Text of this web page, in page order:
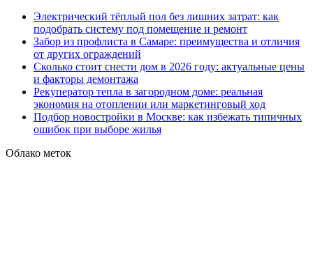
Электрический тёплый пол без лишних затрат: как
подобрать систему под помещение и ремонт
Забор из профлиста в Самаре: преимущества и отличия
от других ограждений
Сколько стоит снести дом в 2026 году: актуальные цены
и факторы демонтажа
Рекуператор тепла в загородном доме: реальная
экономия на отоплении или маркетинговый ход
Подбор новостройки в Москве: как избежать типичных
ошибок при выборе жилья
Облако меток